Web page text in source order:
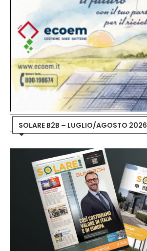
SOLARE B2B – LUGLIO/AGOSTO 2026